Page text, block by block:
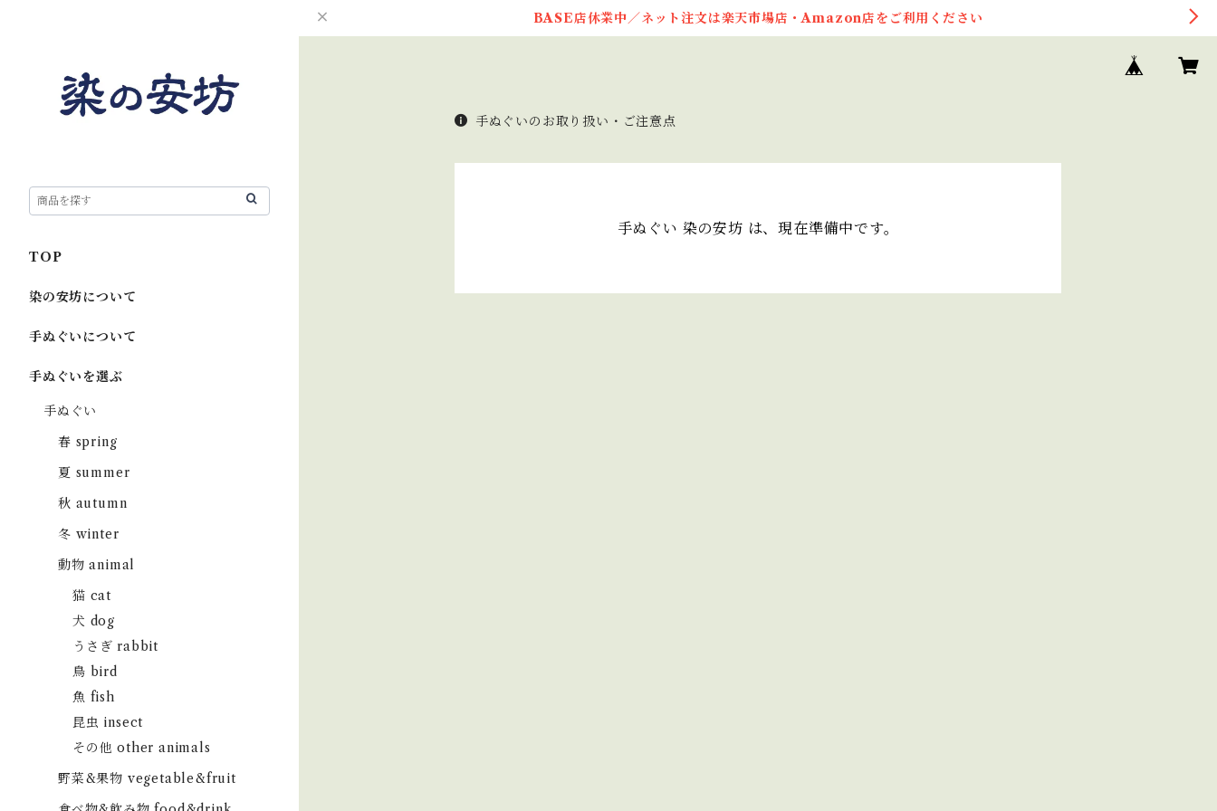
BASE店休業中／ネット注文は楽天市場店・Amazon店をご利用ください
手ぬぐいのお取り扱い・ご注意点
手ぬぐい 染の安坊 は、現在準備中です。
TOP
染の安坊について
手ぬぐいについて
手ぬぐいを選ぶ
手ぬぐい
春 spring
夏 summer
秋 autumn
冬 winter
動物 animal
猫 cat
犬 dog
うさぎ rabbit
鳥 bird
魚 fish
昆虫 insect
その他 other animals
野菜&果物 vegetable&fruit